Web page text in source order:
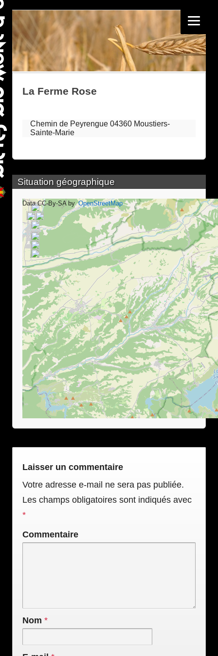
La Ferme Rose
Chemin de Peyrengue 04360 Moustiers-
Sainte-Marie
Situation géographique
Data CC-By-SA by OpenStreetMap
Laisser un commentaire
Votre adresse e-mail ne sera pas publiée.
Les champs obligatoires sont indiqués avec
*
Commentaire
Nom *